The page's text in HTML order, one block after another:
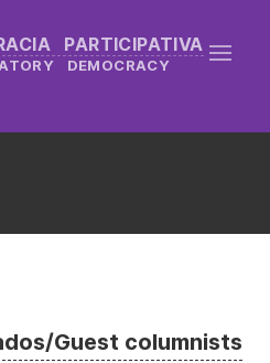
PARTICIPATIVA
DEMOCRACY
Guest columnists